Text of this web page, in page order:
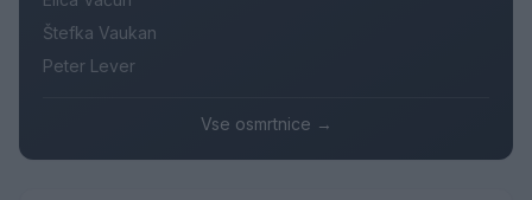
Štefka Vaukan
Peter Lever
Vse osmrtnice →